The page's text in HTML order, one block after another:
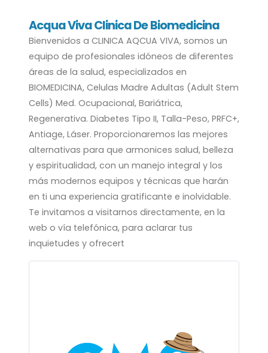
Acqua Viva Clinica De Biomedicina
Bienvenidos a CLINICA AQCUA VIVA, somos un
equipo de profesionales idóneos de diferentes
áreas de la salud, especializados en
BIOMEDICINA, Celulas Madre Adultas (Adult Stem
Cells) Med. Ocupacional, Bariátrica,
Regenerativa. Diabetes Tipo II, Talla-Peso, PRFC+,
Antiage, Láser. Proporcionaremos las mejores
alternativas para que armonices salud, belleza
y espiritualidad, con un manejo integral y los
más modernos equipos y técnicas que harán
en ti una experiencia gratificante e inolvidable.
Te invitamos a visitarnos directamente, en la
web o vía telefónica, para aclarar tus
inquietudes y ofrecert